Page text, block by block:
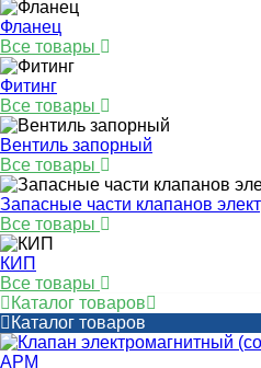
Фланец
Все товары
Фитинг
Все товары
Вентиль запорный
Все товары
Запасные части клапанов
Все товары
КИП
Все товары
Каталог товаров
Каталог товаров